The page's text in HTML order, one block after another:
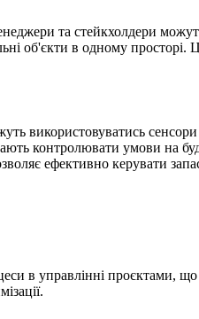
та стейкхолдери
об'єкти в одному
використовуватись сенсори
контролювати умови на
ефективно керувати
в управлінні проєктами,